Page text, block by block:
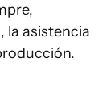
la asistencia